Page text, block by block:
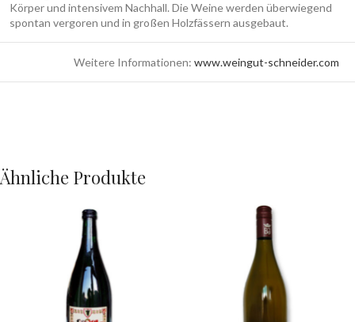
Körper und intensivem Nachhall. Die Weine werden überwiegend
spontan vergoren und in großen Holzfässern ausgebaut.
Weitere Informationen: www.weingut-schneider.com
Ähnliche Produkte